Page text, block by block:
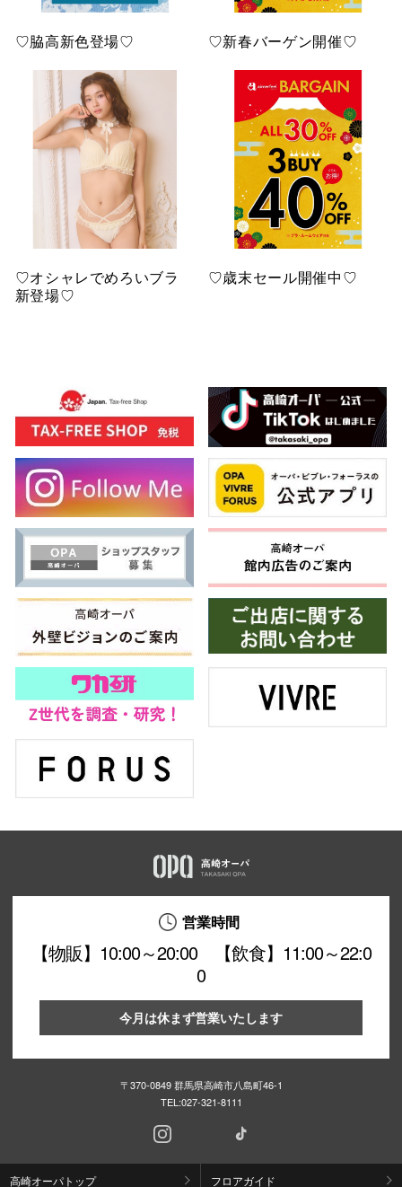
♡脇高新色登場♡ ♡新春バーゲン開催♡
♡オシャレでめろいブラ
新登場♡
♡歳末セール開催中♡
営業時間
【物販】10:00～20:00 【飲食】11:00～22:0
0
今月は休まず営業いたします
〒370-0849 群馬県高崎市八島町46-1
TEL:027-321-8111
高崎オーパトップ フロアガイド